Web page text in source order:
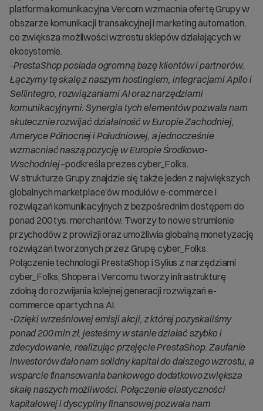
platforma komunikacyjna Vercom wzmacnia ofertę Grupy w
obszarze komunikacji transakcyjnej i marketing automation,
co zwiększa możliwości wzrostu sklepów działających w
ekosystemie.
-PrestaShop posiada ogromną bazę klientów i partnerów.
Łączymy tę skalę z naszym hostingiem, integracjami Apilo i
Sellintegro, rozwiązaniami AI oraz narzędziami
komunikacyjnymi. Synergia tych elementów pozwala nam
skutecznie rozwijać działalność w Europie Zachodniej,
Ameryce Północnej i Południowej, a jednocześnie
wzmacniać naszą pozycję w Europie Środkowo-
Wschodniej–podkreśla prezes cyber_Folks.
W strukturze Grupy znajdzie się także jeden z największych
globalnych marketplace’ów modułów e-commerce i
rozwiązań komunikacyjnych z bezpośrednim dostępem do
ponad 200 tys. merchantów. Tworzy to nowe strumienie
przychodów z prowizji oraz umożliwia globalną monetyzację
rozwiązań tworzonych przez Grupę cyber_Folks.
Połączenie technologii PrestaShop i Sylius z narzędziami
cyber_Folks, Shopera i Vercomu tworzy infrastrukturę
zdolną do rozwijania kolejnej generacji rozwiązań e-
commerce opartych na AI.
-Dzięki wrześniowej emisji akcji, z której pozyskaliśmy
ponad 200 mln zł, jesteśmy w stanie działać szybko i
zdecydowanie, realizując przejęcie PrestaShop. Zaufanie
inwestorów dało nam solidny kapitał do dalszego wzrostu, a
wsparcie finansowania bankowego dodatkowo zwiększa
skalę naszych możliwości. Połączenie elastyczności
kapitałowej i dyscypliny finansowej pozwala nam